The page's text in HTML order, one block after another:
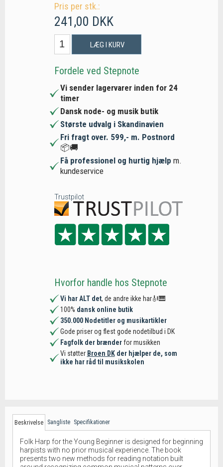
Pris per stk.:
241,00 DKK
LÆG I KURV
Fordele ved Stepnote
Vi sender lagervarer inden for 24
timer
Dansk node- og musik butik
Største udvalg i Skandinavien
Fri fragt over. 599,- m. Postnord
📦🚚
Få professionel og hurtig hjælp m.
kundeservice
Trustpilot
Hvorfor handle hos Stepnote
Vi har ALT det, de andre ikke har🎻🎹
100% dansk online butik
350.000 Nodetitler og musikartikler
Gode priser og flest gode nodetilbud i DK
Fagfolk der brænderfor musikken
Vi støtter Broen DKder hjælper de, som
ikke har råd til musikskolen
Beskrivelse Sangliste Specifikationer
Folk Harp for the Young Beginner is designed for beginning
harpists with no prior musical experience. The book
presents two new methods for reading notation built